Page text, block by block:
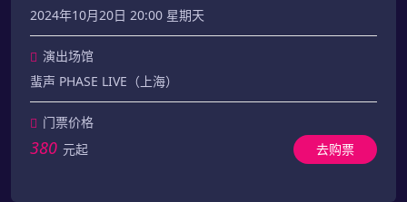
2024年10月20日 20:00 星期天
演出场馆
蜚声 PHASE LIVE（上海）
门票价格
380 元起 去购票